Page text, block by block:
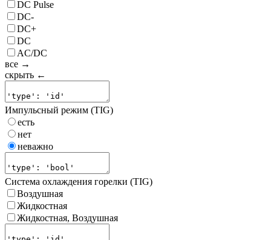
DC Pulse
DC-
DC+
DC
AC/DC
все →
скрыть ←
Импульсный режим (TIG)
есть
нет
неважно
Система охлаждения горелки (TIG)
Воздушная
Жидкостная
Жидкостная, Воздушная